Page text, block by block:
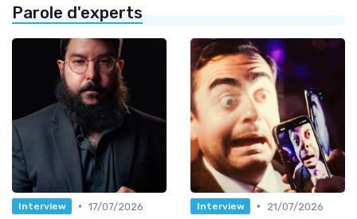
Parole d'experts
Interview • 17/07/2026
Interview •
21/07/2026